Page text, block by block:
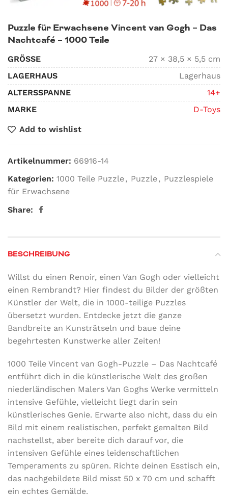
Puzzle für Erwachsene Vincent van Gogh – Das
Nachtcafé – 1000 Teile
GRÖSSE
27 × 38,5 × 5,5 cm
LAGERHAUS
Lagerhaus
ALTERSSPANNE
14+
MARKE
D-Toys
Add to wishlist
Artikelnummer: 66916-14
Kategorien: 1000 Teile Puzzle, Puzzle, Puzzlespiele
für Erwachsene
Share:
BESCHREIBUNG
Willst du einen Renoir, einen Van Gogh oder vielleicht
einen Rembrandt? Hier findest du Bilder der größten
Künstler der Welt, die in 1000-teilige Puzzles
übersetzt wurden. Entdecke jetzt die ganze
Bandbreite an Kunsträtseln und baue deine
begehrtesten Kunstwerke aller Zeiten!
1000 Teile Vincent van Gogh-Puzzle – Das Nachtcafé
entführt dich in die künstlerische Welt des großen
niederländischen Malers Van Goghs Werke vermitteln
intensive Gefühle, vielleicht liegt darin sein
künstlerisches Genie. Erwarte also nicht, dass du ein
Bild mit einem realistischen, perfekt gemalten Bild
nachstellst, aber bereite dich darauf vor, die
intensiven Gefühle eines leidenschaftlichen
Temperaments zu spüren. Richte deinen Esstisch ein,
das nachgebildete Bild misst 50 x 70 cm und schafft
ein echtes Gemälde.